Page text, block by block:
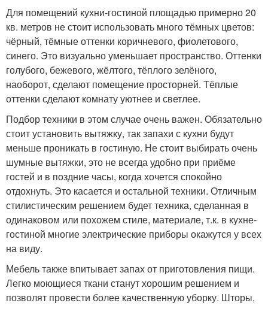
Для помещений кухни-гостиной площадью примерно 20
кв. метров не стоит использовать много тёмных цветов:
чёрный, тёмные оттенки коричневого, фиолетового,
синего. Это визуально уменьшает пространство. Оттенки
голубого, бежевого, жёлтого, тёплого зелёного,
наоборот, сделают помещение просторней. Тёплые
оттенки сделают комнату уютнее и светлее.
Подбор техники в этом случае очень важен. Обязательно
стоит установить вытяжку, так запахи с кухни будут
меньше проникать в гостиную. Не стоит выбирать очень
шумные вытяжки, это не всегда удобно при приёме
гостей и в поздние часы, когда хочется спокойно
отдохнуть. Это касается и остальной техники. Отличным
стилистическим решением будет техника, сделанная в
одинаковом или похожем стиле, материале, т.к. в кухне-
гостиной многие электрические приборы окажутся у всех
на виду.
Мебель также впитывает запах от приготовления пищи.
Легко моющиеся ткани станут хорошим решением и
позволят провести более качественную уборку. Шторы,